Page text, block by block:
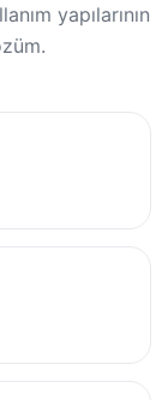
yapılarının